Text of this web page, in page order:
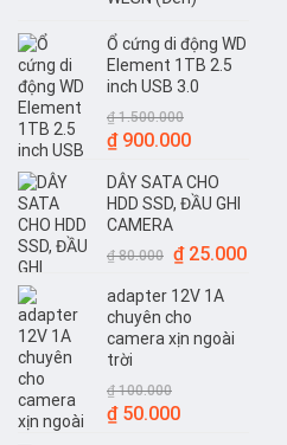
Ổ cứng di động WD
Element 1TB 2.5
inch USB 3.0
₫1.500.000
Giá
là:
₫ 1.500.000.
₫900.000Giá
tại
là:
DÂY SATA CHO
HDD SSD, ĐẦU GHI
CAMERA
₫80.000 Giá
là:
₫ 80.000.
₫25.000Giá
adapter 12V 1A
chuyên cho
camera xịn ngoài
trời
₫100.000
Giá
₫50.000Giá